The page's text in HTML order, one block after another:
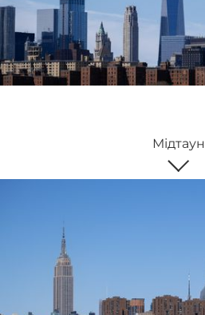
Мідтаун